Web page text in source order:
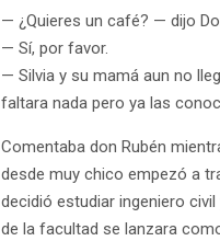
— ¿Quieres un café? — dijo
— Sí, por favor.
— Silvia y su mamá aun no
faltara nada pero ya las
Comentaba don Rubén
desde muy chico empezó a
decidió estudiar ingeniero
de la facultad se lanzara